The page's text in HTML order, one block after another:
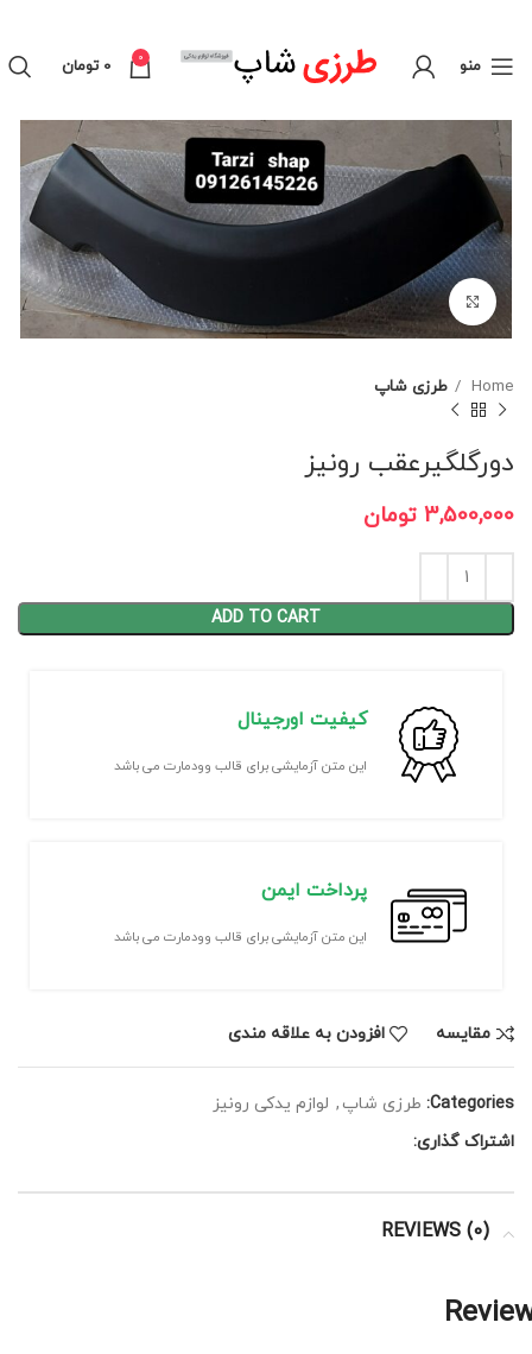
منو 0
0 تومان
برای بزرگنمایی کلیک کنید
Home طرزی شاپ
دورگلگیرعقب رونیز
3,500,000 تومان
ADD TO CART
کیفیت اورجینال
این متن آزمایشی برای قالب وودمارت می باشد
پرداخت ایمن
این متن آزمایشی برای قالب وودمارت می باشد
مقايسه افزودن به علاقه مندی
Categories: طرزی شاپ , لوازم یدکی رونیز
اشتراک گذاری:
REVIEWS (0)